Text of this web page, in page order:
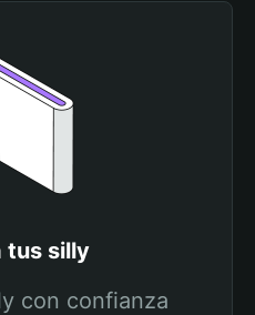
tus silly
con confianza